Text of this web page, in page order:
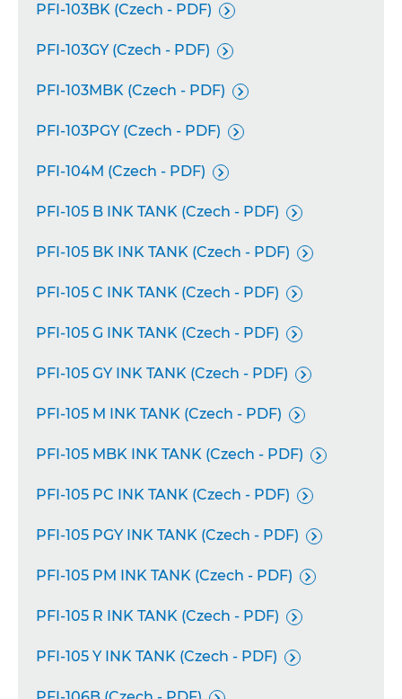
PFI-103BK (Czech - PDF) 
PFI-103GY (Czech - PDF) 
PFI-103MBK (Czech - PDF) 
PFI-103PGY (Czech - PDF) 
PFI-104M (Czech - PDF) 
PFI-105 B INK TANK (Czech - PDF) 
PFI-105 BK INK TANK (Czech - PDF) 
PFI-105 C INK TANK (Czech - PDF) 
PFI-105 G INK TANK (Czech - PDF) 
PFI-105 GY INK TANK (Czech - PDF) 
PFI-105 M INK TANK (Czech - PDF) 
PFI-105 MBK INK TANK (Czech - PDF) 
PFI-105 PC INK TANK (Czech - PDF) 
PFI-105 PGY INK TANK (Czech - PDF) 
PFI-105 PM INK TANK (Czech - PDF) 
PFI-105 R INK TANK (Czech - PDF) 
PFI-105 Y INK TANK (Czech - PDF) 